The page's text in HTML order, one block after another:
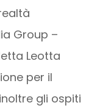
Group –
Leotta
per il
gli ospiti